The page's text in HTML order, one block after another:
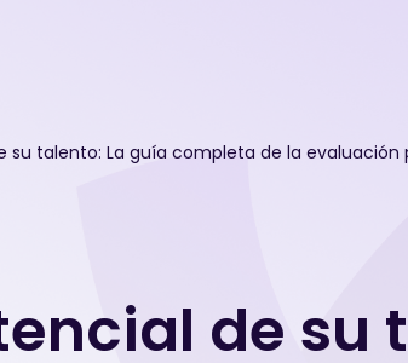
su talento: La guía completa de la
de su